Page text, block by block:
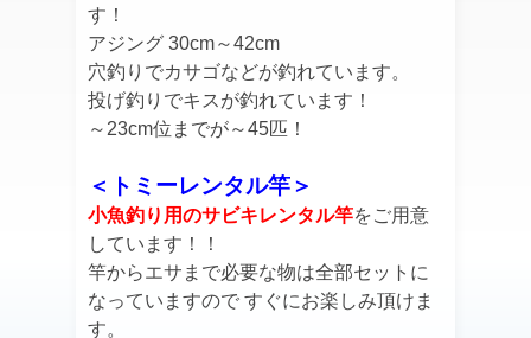
す！
アジング 30cm～42cm
穴釣りでカサゴなどが釣れています。
投げ釣りでキスが釣れています！
～23cm位までが～45匹！
＜トミーレンタル竿＞
小魚釣り用のサビキレンタル竿をご用意
しています！！
竿からエサまで必要な物は全部セットに
なっていますので すぐにお楽しみ頂けま
す。